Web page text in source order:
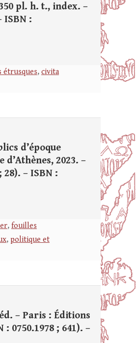
pl. h. t., index. –
ISBN :
étrusques, civita
d’époque
2023. –
– ISBN :
, fouilles
, politique et
– Paris : Éditions
0750.1978 ; 641). –